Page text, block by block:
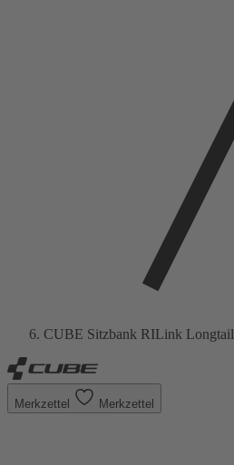
CUBE Sitzbank RILink Longtail
Merkzettel Merkzettel